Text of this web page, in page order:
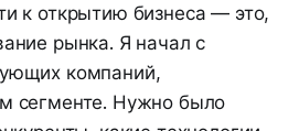
к открытию бизнеса — это,
рынка. Я начал с
компаний,
сегменте. Нужно было